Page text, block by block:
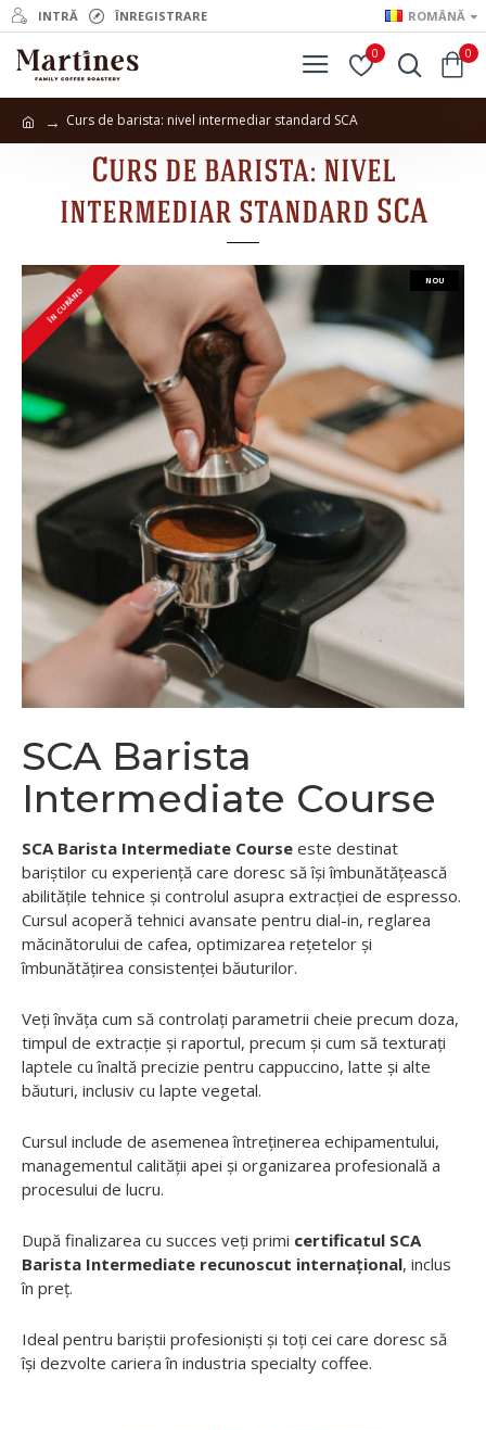
INTRĂ ÎNREGISTRARE ROMÂNĂ
0 0
Curs de barista: nivel intermediar standard SCA
Curs de barista: nivel
intermediar standard SCA
NOU
ÎN CURÂND
ÎN CURÂND
SCA Barista
Intermediate Course
SCA Barista Intermediate Course este destinat
bariștilor cu experiență care doresc să își îmbunătățească
abilitățile tehnice și controlul asupra extracției de espresso.
Cursul acoperă tehnici avansate pentru dial-in, reglarea
măcinătorului de cafea, optimizarea rețetelor și
îmbunătățirea consistenței băuturilor.
Veți învăța cum să controlați parametrii cheie precum doza,
timpul de extracție și raportul, precum și cum să texturați
laptele cu înaltă precizie pentru cappuccino, latte și alte
băuturi, inclusiv cu lapte vegetal.
Cursul include de asemenea întreținerea echipamentului,
managementul calității apei și organizarea profesională a
procesului de lucru.
După finalizarea cu succes veți primi certificatul SCA
Barista Intermediate recunoscut internațional, inclus
în preț.
Ideal pentru bariștii profesioniști și toți cei care doresc să
își dezvolte cariera în industria specialty coffee.